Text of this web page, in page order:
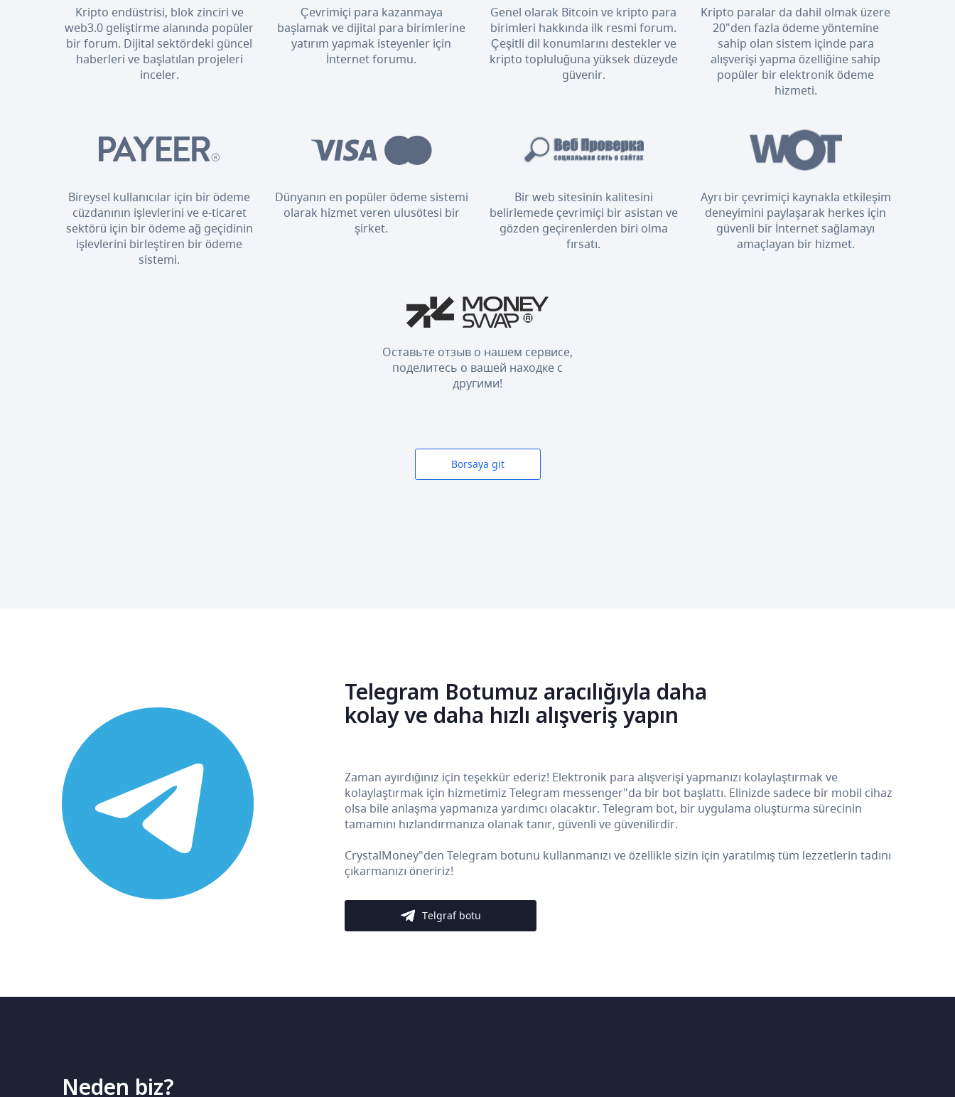
Kripto endüstrisi, blok zinciri ve
web3.0 geliştirme alanında popüler
bir forum. Dijital sektördeki güncel
haberleri ve başlatılan projeleri
inceler.
Çevrimiçi para kazanmaya
başlamak ve dijital para birimlerine
yatırım yapmak isteyenler için
İnternet forumu.
Genel olarak Bitcoin ve kripto para
birimleri hakkında ilk resmi forum.
Çeşitli dil konumlarını destekler ve
kripto topluluğuna yüksek düzeyde
güvenir.
Kripto paralar da dahil olmak üzere
20"den fazla ödeme yöntemine
sahip olan sistem içinde para
alışverişi yapma özelliğine sahip
popüler bir elektronik ödeme
hizmeti.
Bireysel kullanıcılar için bir ödeme
cüzdanının işlevlerini ve e-ticaret
sektörü için bir ödeme ağ geçidinin
işlevlerini birleştiren bir ödeme
sistemi.
Dünyanın en popüler ödeme sistemi
olarak hizmet veren ulusötesi bir
şirket.
Bir web sitesinin kalitesini
belirlemede çevrimiçi bir asistan ve
gözden geçirenlerden biri olma
fırsatı.
Ayrı bir çevrimiçi kaynakla etkileşim
deneyimini paylaşarak herkes için
güvenli bir İnternet sağlamayı
amaçlayan bir hizmet.
Оставьте отзыв о нашем сервисе,
поделитесь о вашей находке с
другими!
Borsaya git
Telegram Botumuz aracılığıyla daha
kolay ve daha hızlı alışveriş yapın
Zaman ayırdığınız için teşekkür ederiz! Elektronik para alışverişi yapmanızı kolaylaştırmak ve
kolaylaştırmak için hizmetimiz Telegram messenger"da bir bot başlattı. Elinizde sadece bir mobil cihaz
olsa bile anlaşma yapmanıza yardımcı olacaktır. Telegram bot, bir uygulama oluşturma sürecinin
tamamını hızlandırmanıza olanak tanır, güvenli ve güvenilirdir.
CrystalMoney"den Telegram botunu kullanmanızı ve özellikle sizin için yaratılmış tüm lezzetlerin tadını
çıkarmanızı öneririz!
Telgraf botu
Neden biz?